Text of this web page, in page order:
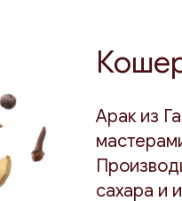
Арак из
сахара и